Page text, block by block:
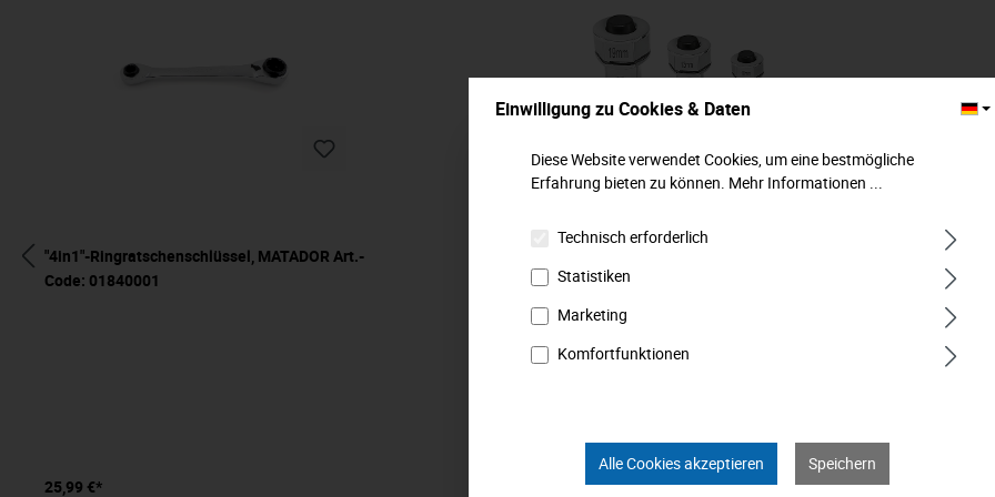
"4in1"-Ringratschenschlüssel, MATADOR Art.-
Code: 01840001
25,99 €*
1/4"-3/8"-1/2" + Bit, MATADOR Art.-Code:
01860010
Einwilligung zu Cookies & Daten
Diese Website verwendet Cookies, um eine bestmögliche
Erfahrung bieten zu können. Mehr Informationen ...
Technisch erforderlich
Statistiken
Marketing
Komfortfunktionen
Alle Cookies akzeptieren Speichern